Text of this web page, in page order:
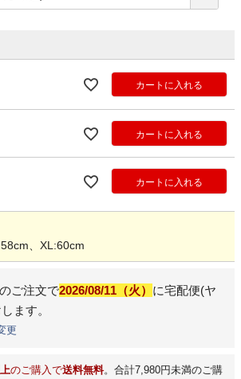
カートに入れる
カートに入れる
カートに入れる
、XL:60cm
ご注文で2026/08/11（火） に宅配便(ヤ
ます。
更
のご購入で送料無料。合計7,980円未満のご購